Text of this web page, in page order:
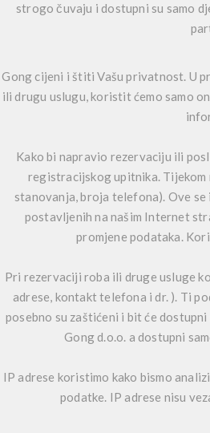
strogo čuvaju i dostupni su samo
Gong cijeni i štiti Vašu privatnost. U
ili drugu uslugu, koristit ćemo samo
Kako bi napravio rezervaciju ili
registracijskog upitnika. Tijekom
stanovanja, broja telefona). Ove
postavljenih na našim Internet
promjene podataka.
Pri rezervaciji roba ili druge usluge
adrese, kontakt telefona i dr. ). Ti
posebno su zaštićeni i bit će
Gong d.o.o. a dostupni
IP adrese koristimo kako bismo
podatke. IP adrese nisu